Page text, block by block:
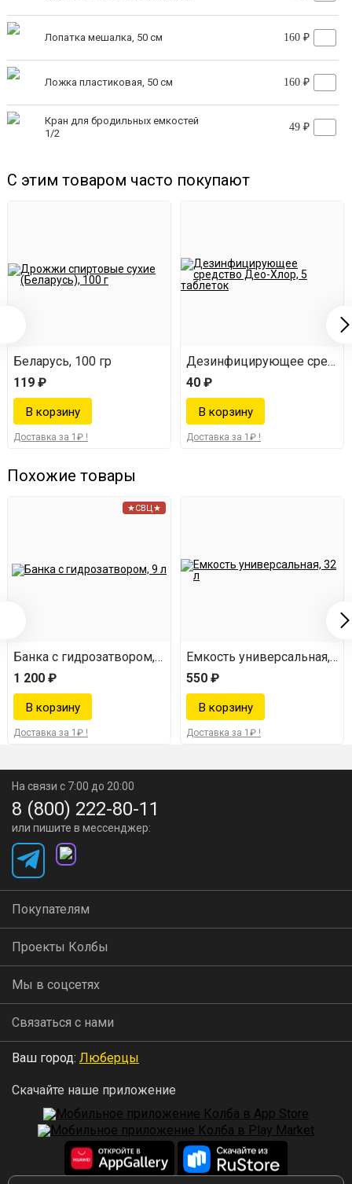
Лопатка мешалка, 50 см 160 ₽
Ложка пластиковая, 50 см 160 ₽
Кран для бродильных емкостей
1/2
49 ₽
С этим товаром часто покупают
Беларусь, 100 гр
119 ₽
Доставка за 1₽ !
Дезинфицирующее
40 ₽
Доставка за 1₽ !
Похожие товары
★СВЦ★
Банка с гидрозатвором, 9 л
1 200 ₽
Доставка за 1₽ !
Емкость универсальная, 32
550 ₽
Доставка за 1₽ !
На связи с 7:00 до 20:00
8 (800) 222-80-11
или пишите в мессенджер:
Покупателям
Проекты Колбы
Мы в соцсетях
Связаться с нами
Ваш город: Люберцы
Скачайте наше приложение